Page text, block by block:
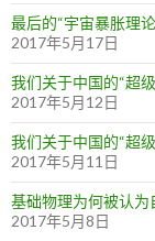
最后的“宇宙暴胀理
2017年5月17日
我们关于中国的“超
2017年5月12日
我们关于中国的“超
2017年5月11日
基础物理为何被认为
2017年5月8日